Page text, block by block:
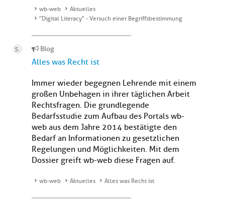
wb-web
Aktuelles
"Digital Literacy" - Versuch einer Begriffsbestimmung
Blog
Alles was Recht ist
Immer wieder begegnen Lehrende mit einem
großen Unbehagen in ihrer täglichen Arbeit
Rechtsfragen. Die grundlegende
Bedarfsstudie zum Aufbau des Portals wb-
web aus dem Jahre 2014 bestätigte den
Bedarf an Informationen zu gesetzlichen
Regelungen und Möglichkeiten. Mit dem
Dossier greift wb-web diese Fragen auf.
wb-web Aktuelles Alles was Recht ist